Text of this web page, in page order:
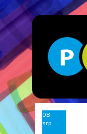
08
srp